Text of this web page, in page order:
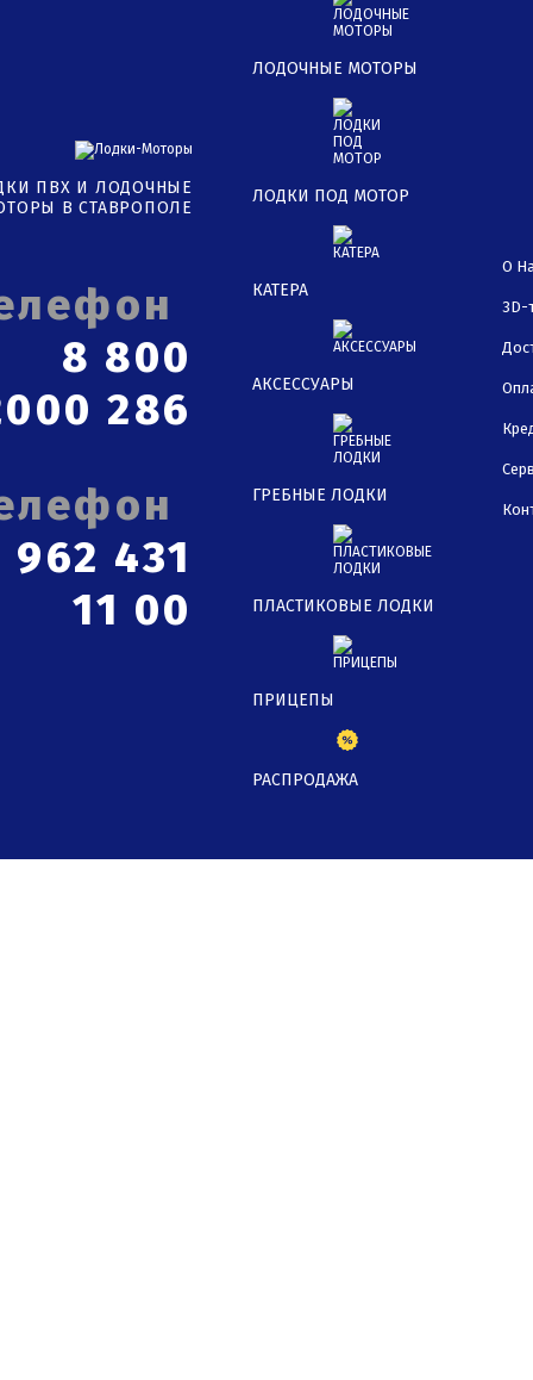
ПВХ И ЛОДОЧНЫЕ
В СТАВРОПОЛЕ
8 800
286
962 431
11 00
ЛОДОЧНЫЕ МОТОРЫ
ЛОДКИ ПОД МОТОР
КАТЕРА
АКСЕССУАРЫ
ГРЕБНЫЕ ЛОДКИ
ПЛАСТИКОВЫЕ ЛОДКИ
ПРИЦЕПЫ
РАСПРОДАЖА
О
3D-